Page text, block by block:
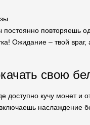
постоянно повторяешь
Ожидание – твой
свою
кучу монет и
наслаждение